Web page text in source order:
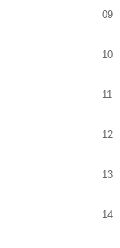
09
10
11
12
13
14